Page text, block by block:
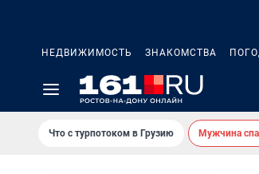
НЕДВИЖИМОСТЬ ЗНАКОМСТВА
Что с турпотоком в Грузию Мужчина